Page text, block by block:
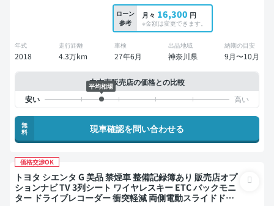
ローン
参考
月々 16,300 円
※金額は変更できます。
年式
2018
走行距離
4.3万km
車検
27年6月
出品地域
神奈川県
納期の目安
9月〜10月
中古車販売店の価格との比較
平均相場
無
料
現車確認を問い合わせる
価格交渉OK
トヨタ シエンタ G 美品 禁煙車 整備記録簿あり 販売店オプ
ションナビ TV 3列シート ワイヤレスキー ETC バックモニ
ター ドライブレコーダー 衝突軽減 両側電動スライドドア